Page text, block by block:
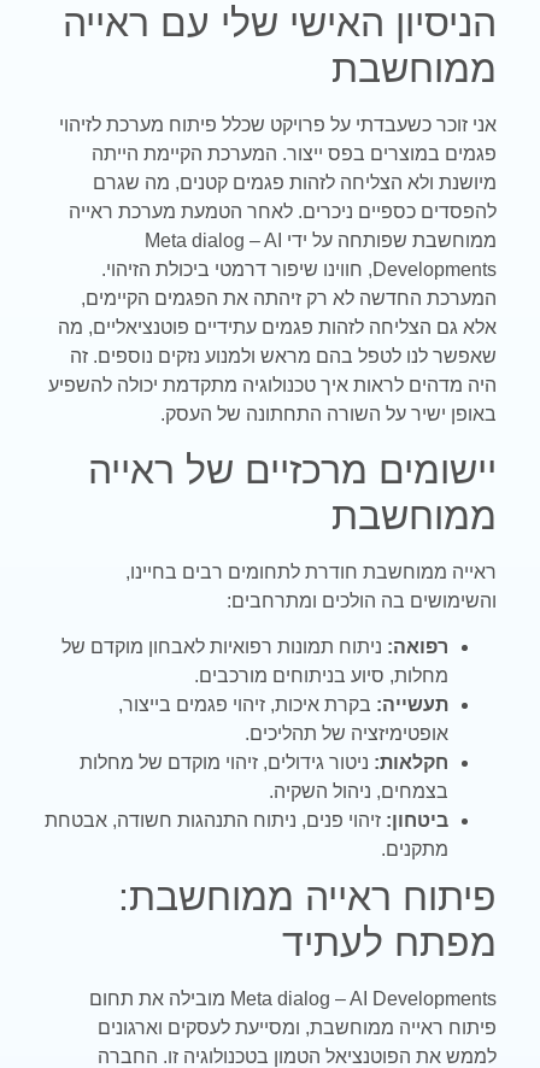
הניסיון האישי שלי עם ראייה
ממוחשבת
אני זוכר כשעבדתי על פרויקט שכלל פיתוח מערכת לזיהוי
פגמים במוצרים בפס ייצור. המערכת הקיימת הייתה
מיושנת ולא הצליחה לזהות פגמים קטנים, מה שגרם
להפסדים כספיים ניכרים. לאחר הטמעת מערכת ראייה
ממוחשבת שפותחה על ידי Meta dialog – AI
Developments, חווינו שיפור דרמטי ביכולת הזיהוי.
המערכת החדשה לא רק זיהתה את הפגמים הקיימים,
אלא גם הצליחה לזהות פגמים עתידיים פוטנציאליים, מה
שאפשר לנו לטפל בהם מראש ולמנוע נזקים נוספים. זה
היה מדהים לראות איך טכנולוגיה מתקדמת יכולה להשפיע
באופן ישיר על השורה התחתונה של העסק.
יישומים מרכזיים של ראייה
ממוחשבת
ראייה ממוחשבת חודרת לתחומים רבים בחיינו,
והשימושים בה הולכים ומתרחבים:
רפואה: ניתוח תמונות רפואיות לאבחון מוקדם של
מחלות, סיוע בניתוחים מורכבים.
תעשייה: בקרת איכות, זיהוי פגמים בייצור,
אופטימיזציה של תהליכים.
חקלאות: ניטור גידולים, זיהוי מוקדם של מחלות
בצמחים, ניהול השקיה.
ביטחון: זיהוי פנים, ניתוח התנהגות חשודה, אבטחת
מתקנים.
פיתוח ראייה ממוחשבת:
מפתח לעתיד
Meta dialog – AI Developments מובילה את תחום
פיתוח ראייה ממוחשבת, ומסייעת לעסקים וארגונים
לממש את הפוטנציאל הטמון בטכנולוגיה זו. החברה